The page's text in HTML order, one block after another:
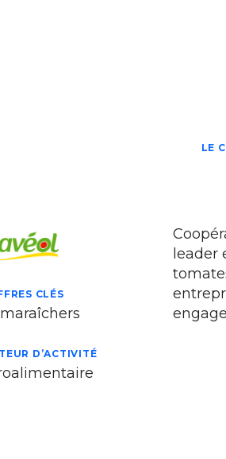
LE
CLÉS
maraîchers
D’ACTIVITÉ
leader